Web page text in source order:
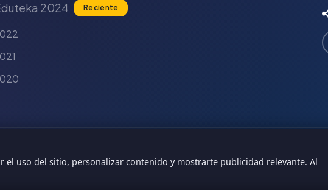
el uso del sitio, personalizar contenido y mostrarte publicidad relevante. Al
2024 Reciente
ICESI